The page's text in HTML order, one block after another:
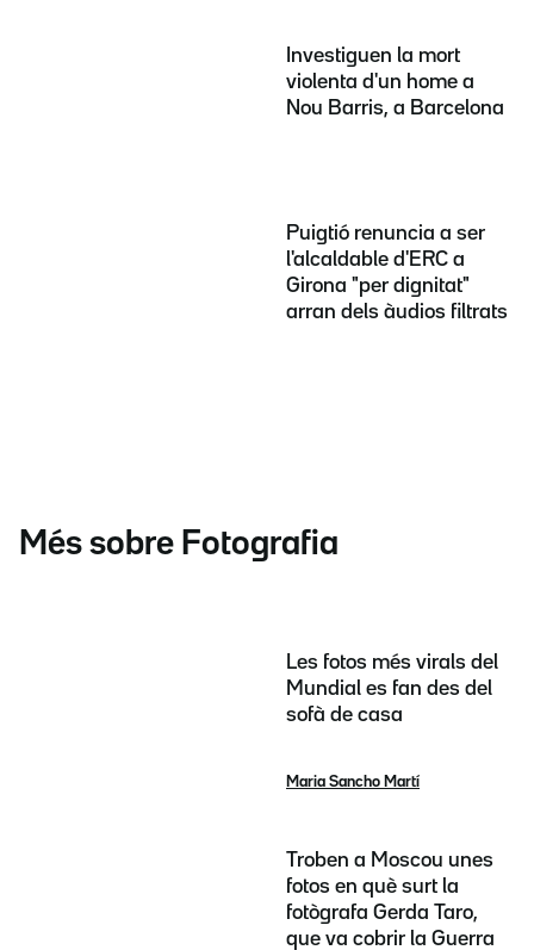
Investiguen la mort
violenta d'un home a
Nou Barris, a Barcelona
Puigtió renuncia a ser
l'alcaldable d'ERC a
Girona "per dignitat"
arran dels àudios filtrats
Més sobre Fotografia
Les fotos més virals del
Mundial es fan des del
sofà de casa
Maria Sancho Martí
Troben a Moscou unes
fotos en què surt la
fotògrafa Gerda Taro,
que va cobrir la Guerra